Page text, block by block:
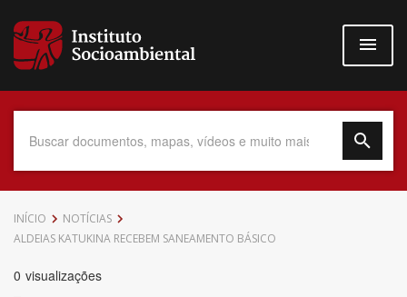
para
conteúdo
Data do Documento
INÍCIO
NOTÍCIAS
ALDEIAS KATUKINA RECEBEM SANEAMENTO BÁSICO
0 visualizações